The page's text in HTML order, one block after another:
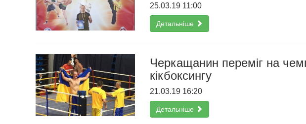
25.03.19 11:00
Детальніше
Черкащанин переміг на
кікбоксингу
21.03.19 16:20
Детальніше